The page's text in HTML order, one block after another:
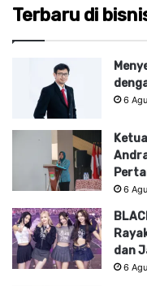
Terbaru di
6
6
dan
6